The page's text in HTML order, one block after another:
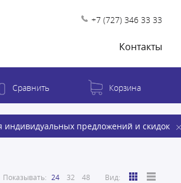
+7 (727) 346 33 33
Контакты
индивидуальных предложений и скидок
Сравнить Корзина
Показывать: 24 32 48 Вид: